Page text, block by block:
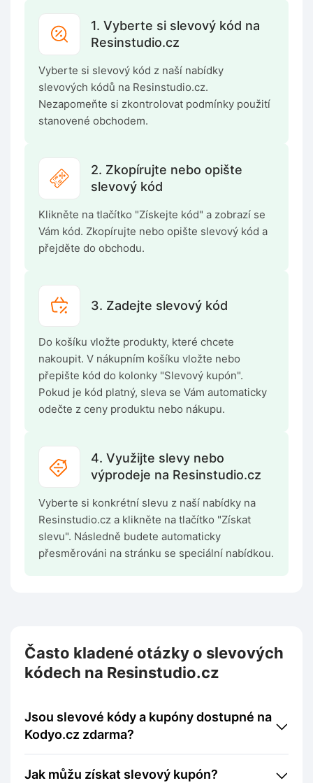
1. Vyberte si slevový kód na
Resinstudio.cz
Vyberte si slevový kód z naší nabídky
slevových kódů na Resinstudio.cz.
Nezapomeňte si zkontrolovat podmínky použití
stanovené obchodem.
2. Zkopírujte nebo opište
slevový kód
Klikněte na tlačítko "Získejte kód" a zobrazí se
Vám kód. Zkopírujte nebo opište slevový kód a
přejděte do obchodu.
3. Zadejte slevový kód
Do košíku vložte produkty, které chcete
nakoupit. V nákupním košíku vložte nebo
přepište kód do kolonky "Slevový kupón".
Pokud je kód platný, sleva se Vám automaticky
odečte z ceny produktu nebo nákupu.
4. Využijte slevy nebo
výprodeje na Resinstudio.cz
Vyberte si konkrétní slevu z naší nabídky na
Resinstudio.cz a klikněte na tlačítko "Získat
slevu". Následně budete automaticky
přesměrováni na stránku se speciální nabídkou.
Často kladené otázky o slevových
kódech na Resinstudio.cz
Jsou slevové kódy a kupóny dostupné na
Kodyo.cz zdarma?
Jak můžu získat slevový kupón?